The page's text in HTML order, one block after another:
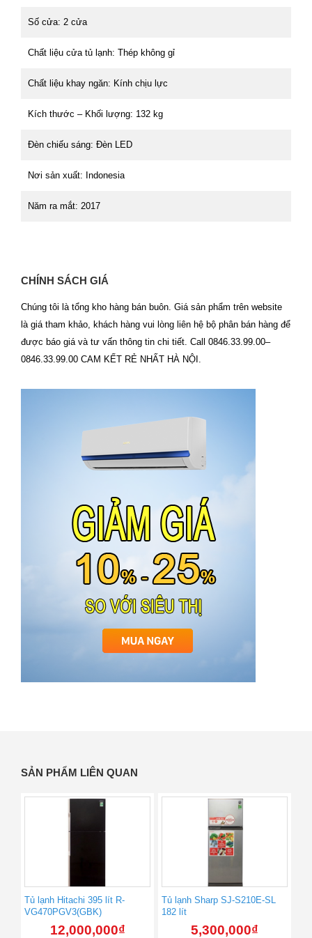
Số cửa: 2 cửa
Chất liệu cửa tủ lạnh: Thép không gỉ
Chất liệu khay ngăn: Kính chịu lực
Kích thước – Khối lượng: 132 kg
Đèn chiếu sáng: Đèn LED
Nơi sản xuất: Indonesia
Năm ra mắt: 2017
CHÍNH SÁCH GIÁ
Chúng tôi là tổng kho hàng bán buôn. Giá sản phẩm trên website
là giá tham khảo, khách hàng vui lòng liên hệ bộ phân bán hàng để
được báo giá và tư vấn thông tin chi tiết. Call 0846.33.99.00–
0846.33.99.00 CAM KẾT RẺ NHẤT HÀ NỘI.
SẢN PHẨM LIÊN QUAN
Tủ lạnh Hitachi 395 lít R-
VG470PGV3(GBK)
12,000,000₫
Tủ lạnh Sharp SJ-S210E-SL
182 lít
5,300,000₫